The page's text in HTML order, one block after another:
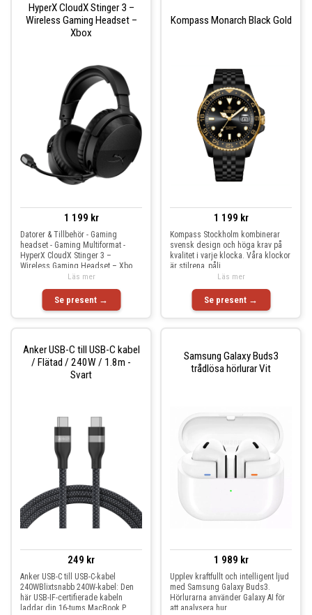
HyperX CloudX Stinger 3 –
Wireless Gaming Headset –
Xbox
1 199 kr
Datorer & Tillbehör - Gaming
headset - Gaming Multiformat -
HyperX CloudX Stinger 3 –
Wireless Gaming Headset – Xbo
Se present →
Läs mer
Kompass Monarch Black Gold
1 199 kr
Kompass Stockholm kombinerar
svensk design och höga krav på
kvalitet i varje klocka. Våra klockor
är stilrena, påli
Se present →
Läs mer
Anker USB-C till USB-C kabel
/ Flätad / 240W / 1.8m -
Svart
249 kr
Anker USB-C till USB-C-kabel
240WBlixtsnabb 240W-kabel: Den
här USB-IF-certifierade kabeln
laddar din 16-tums MacBook P
Samsung Galaxy Buds3
trådlösa hörlurar Vit
1 989 kr
Upplev kraftfullt och intelligent ljud
med Samsung Galaxy Buds3.
Hörlurarna använder Galaxy AI för
att analysera hur